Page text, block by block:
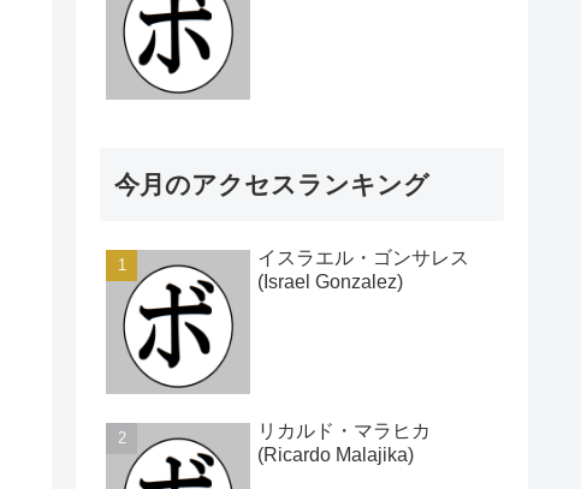
今月のアクセスランキング
イスラエル・ゴンサレス
(Israel Gonzalez)
リカルド・マラヒカ
(Ricardo Malajika)